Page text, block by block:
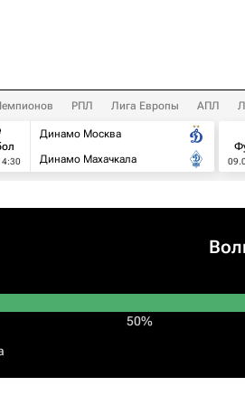
РПЛ Лига Европы АПЛ
Динамо Москва
Динамо Махачкала
50%